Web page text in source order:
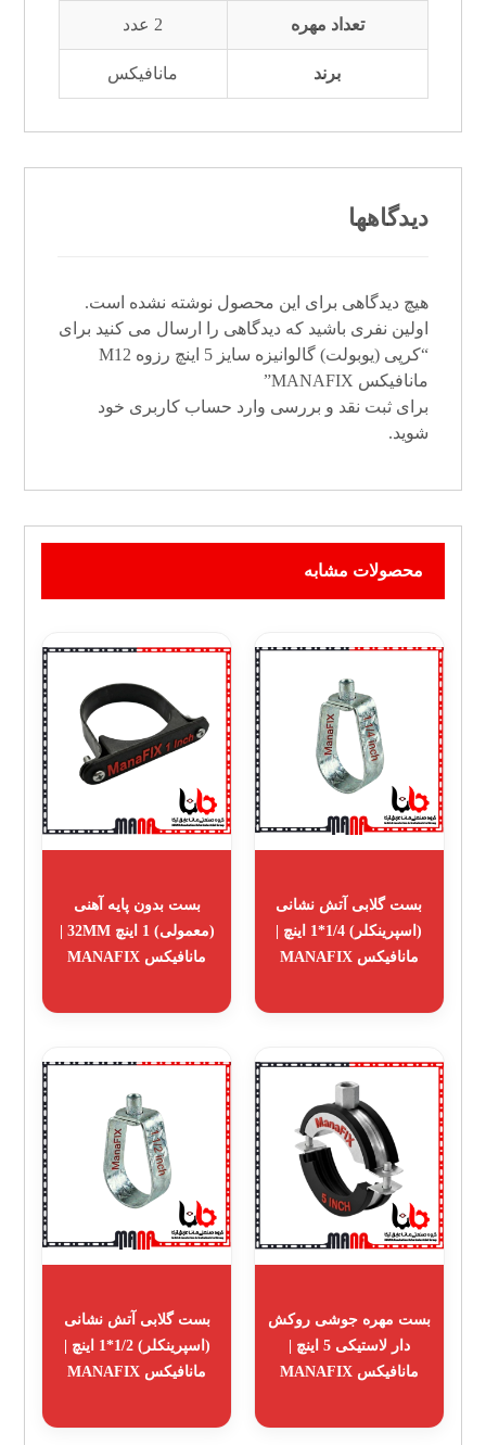
تعداد مهره 2 عدد
برند مانافیکس
دیدگاهها
هیچ دیدگاهی برای این محصول نوشته نشده است.
اولین نفری باشید که دیدگاهی را ارسال می کنید برای
“کرپی (یوبولت) گالوانیزه سایز 5 اینچ رزوه M12
مانافیکس MANAFIX”
برای ثبت نقد و بررسی وارد حساب کاربری خود
شوید.
محصولات مشابه
بست گلابی آتش نشانی
(اسپرینکلر) 1/4*1 اینچ |
مانافیکس MANAFIX
بست بدون پایه آهنی
(معمولی) 1 اینچ 32MM |
مانافیکس MANAFIX
بست مهره جوشی روکش
دار لاستیکی 5 اینچ |
مانافیکس MANAFIX
بست گلابی آتش نشانی
(اسپرینکلر) 1/2*1 اینچ |
مانافیکس MANAFIX